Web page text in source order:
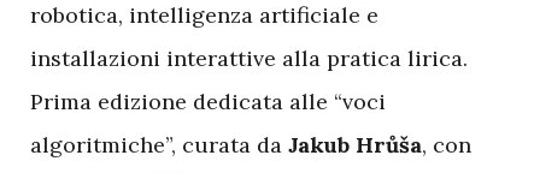
robotica, intelligenza artificiale e
installazioni interattive alla pratica lirica.
Prima edizione dedicata alle “voci
algoritmiche”, curata da Jakub Hrůša, con